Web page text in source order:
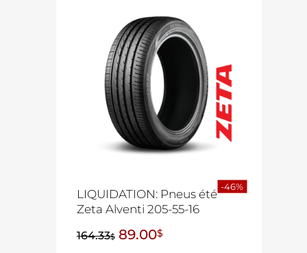
LIQUIDATION: Pneus été
Zeta Alventi 205-55-16
164.33$ 89.00$
-46%